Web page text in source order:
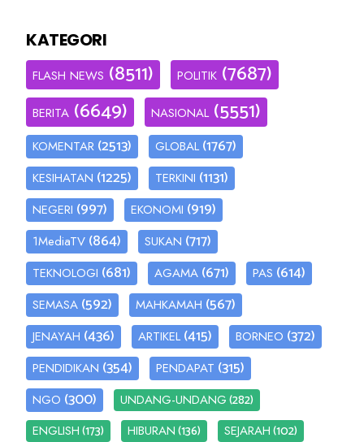
KATEGORI
FLASH NEWS (8511) POLITIK (7687)
BERITA (6649) NASIONAL (5551)
KOMENTAR (2513) GLOBAL (1767)
KESIHATAN (1225) TERKINI (1131)
NEGERI (997) EKONOMI (919)
1MediaTV (864) SUKAN (717)
TEKNOLOGI (681) AGAMA (671) PAS (614)
SEMASA (592) MAHKAMAH (567)
JENAYAH (436) ARTIKEL (415) BORNEO (372)
PENDIDIKAN (354) PENDAPAT (315)
NGO (300) UNDANG-UNDANG(282)
ENGLISH(173) HIBURAN(136) SEJARAH(102)